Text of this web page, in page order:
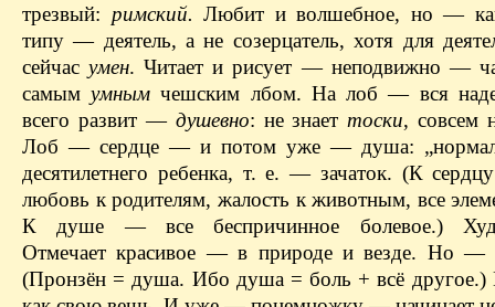
трезвый: римский. Любит и волшебное, но —
типу — деятель, а не созерцатель, хотя для
сейчасумен. Читает и рисует — неподвижно —
самымумным чешским лбом. На лоб — вся
всего развит — душевно: не знает тоски, совсем
Лоб — сердце — и потом уже — душа:
десятилетнего ребенка, т. е. — зачаток. (К
любовь к родителям, жалость к животным, все
К душе — все беспричинное болевое.)
Отмечает красивое — в природе и везде. Но —
(Пронзён = душа. Ибо душа = боль + всё